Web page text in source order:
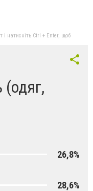
і натисніть Ctrl + Enter, щоб
(одяг,
26,8%
28,6%